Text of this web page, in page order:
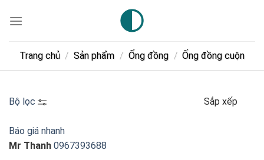
Trang chủ / Sản phẩm / Ống đồng / Ống đồng cuộn
Bộ lọc Sắp xếp
Báo giá nhanh
Mr Thanh 0967393688